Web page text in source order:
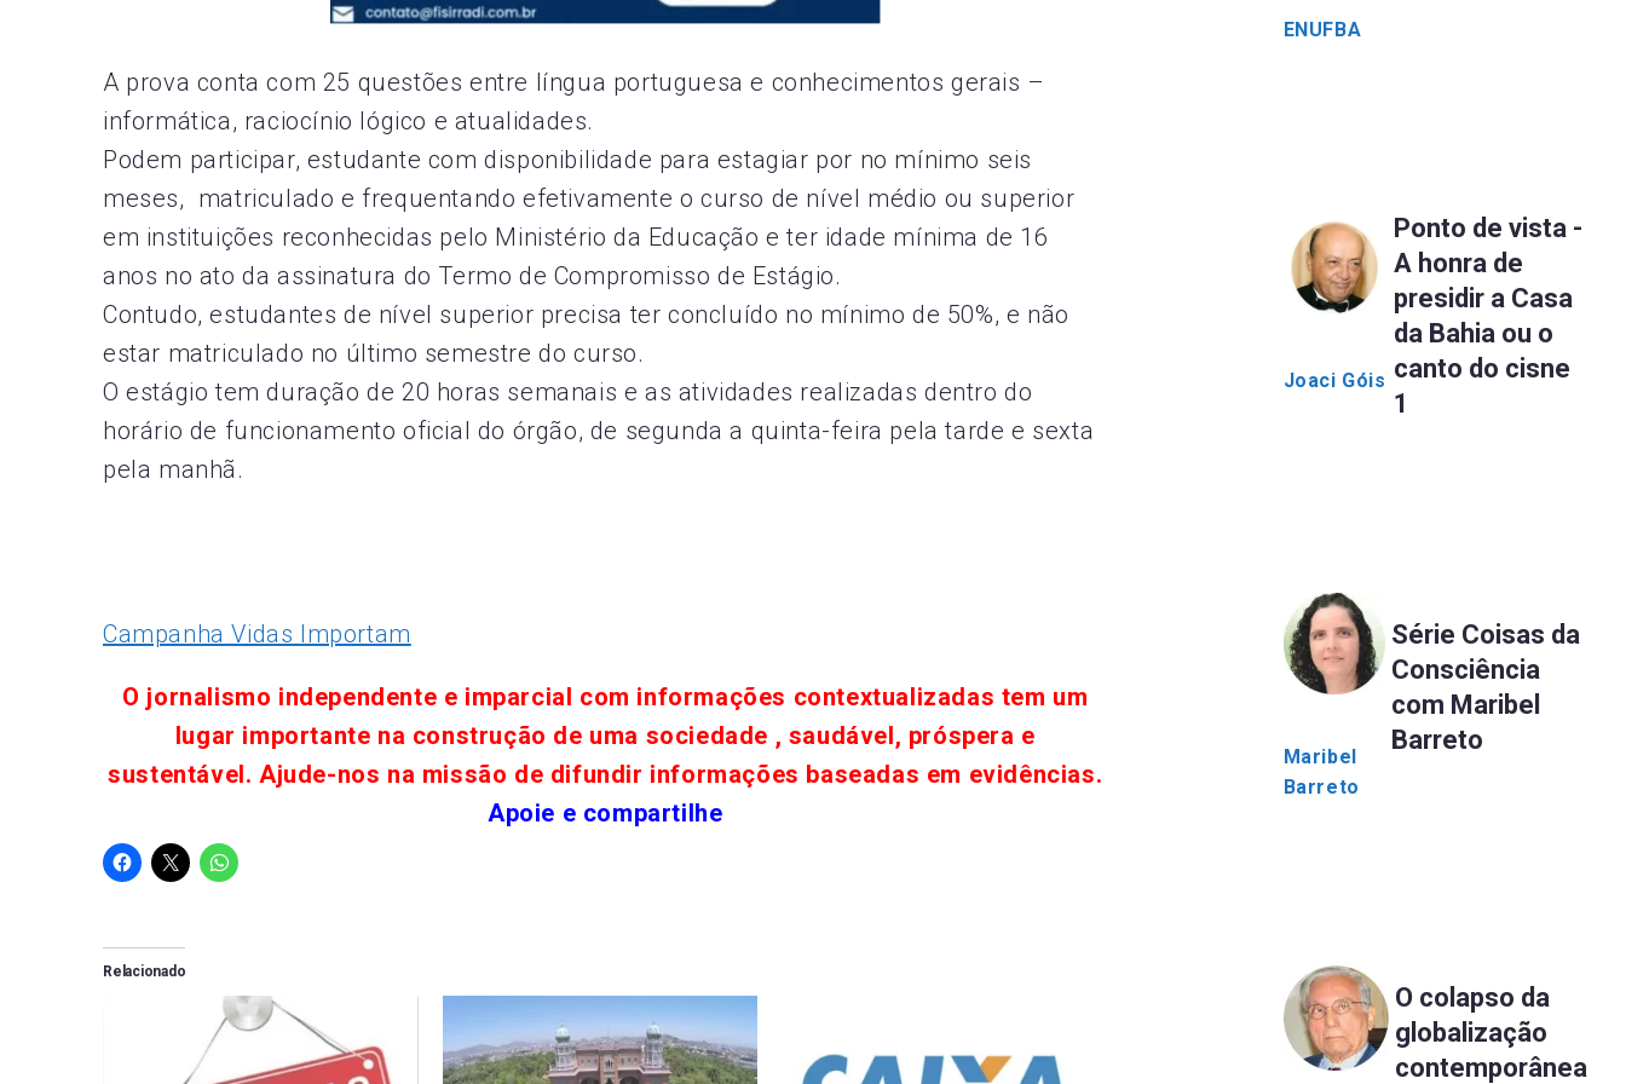
A prova conta com 25 questões entre língua portuguesa e conhecimentos gerais –
informática, raciocínio lógico e atualidades.
Podem participar, estudante com disponibilidade para estagiar por no mínimo seis
meses, matriculado e frequentando efetivamente o curso de nível médio ou superior
em instituições reconhecidas pelo Ministério da Educação e ter idade mínima de 16
anos no ato da assinatura do Termo de Compromisso de Estágio.
Contudo, estudantes de nível superior precisa ter concluído no mínimo de 50%, e não
estar matriculado no último semestre do curso.
O estágio tem duração de 20 horas semanais e as atividades realizadas dentro do
horário de funcionamento oficial do órgão, de segunda a quinta-feira pela tarde e sexta
pela manhã.
Campanha Vidas Importam
O jornalismo independente e imparcial com informações contextualizadas tem um
lugar importante na construção de uma sociedade , saudável, próspera e
sustentável. Ajude-nos na missão de difundir informações baseadas em evidências.
Apoie e compartilhe
Relacionado
ENUFBA
Joaci Góis
Ponto de vista -
A honra de
presidir a Casa
da Bahia ou o
canto do cisne
1
Maribel
Barreto
Série Coisas da
Consciência
com Maribel
Barreto
O colapso da
globalização
contemporânea